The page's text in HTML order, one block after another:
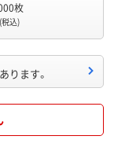
枚
(税込)
ります。